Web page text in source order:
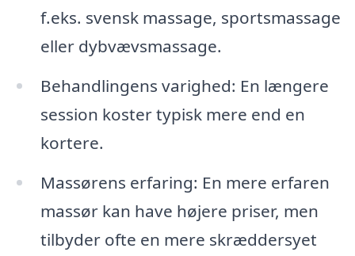
f.eks. svensk massage, sportsmassage
eller dybvævsmassage.
Behandlingens varighed: En længere
session koster typisk mere end en
kortere.
Massørens erfaring: En mere erfaren
massør kan have højere priser, men
tilbyder ofte en mere skræddersyet